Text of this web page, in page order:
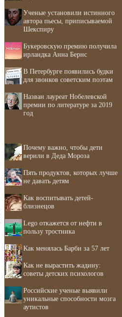
Ученые установили истинного
автора пьесы, приписываемой
Шекспиру
Букеровскую премию получила
ирландка Анна Бернс
В Петербурге появились будки
для звонков советским поэтам
Назван лауреат Нобелевской
премии по литературе за 2019
год
Почему важно, чтобы дети
верили в Деда Мороза
Пять продуктов, которых лучше
не давать детям
Как воспитывать детей-
близнецов
Lego откажется от нефти в
пользу тростника
Как менялась Барби за 57 лет
Как не вырастить жадину:
советы детских психологов
Российские ученые выявили
уникальные способности мозга
аутистов